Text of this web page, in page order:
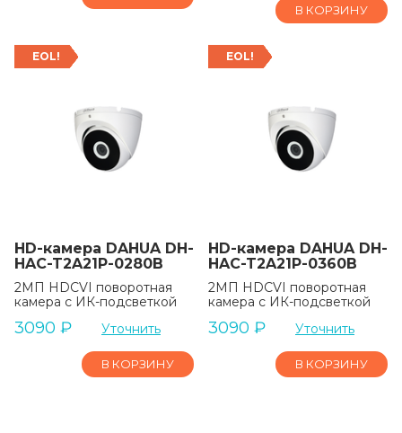
В КОРЗИНУ
EOL!
HD-камера DAHUA DH-
HAC-T2A21P-0280B
2MП HDCVI поворотная
камера с ИК-подсветкой
3090 ₽ Уточнить
В КОРЗИНУ
EOL!
HD-камера DAHUA DH-
HAC-T2A21P-0360B
2MП HDCVI поворотная
камера с ИК-подсветкой
3090 ₽ Уточнить
В КОРЗИНУ